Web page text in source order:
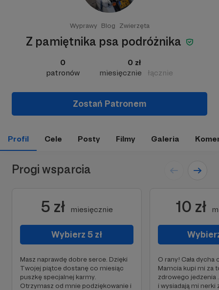
Wyprawy Blog Zwierzęta
Z pamiętnika psa podróżnika
0
patronów
0 zł
miesięcznie
łącznie
Zostań Patronem
Profil Cele Posty Filmy Galeria
Progi wsparcia
5 zł miesięcznie
Wybierz 5 zł
Masz naprawdę dobre serce. Dzięki
Twojej piątce dostanę co miesiąc
puszkę specjalnej karmy.
Otrzymasz od mnie podziękowanie i
10 zł
O rany! Cała
Mamcia kupi mi za
zdrowego jedzenia
i wysiadają mi nerki